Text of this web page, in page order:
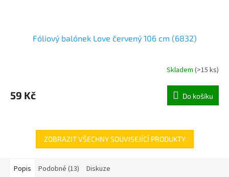
Fóliový balónek Love červený 106 cm (6832)
Skladem (>15 ks)
59 Kč Do košíku
ZOBRAZIT VŠECHNY SOUVISEJÍCÍ PRODUKTY
Popis Podobné (13) Diskuze